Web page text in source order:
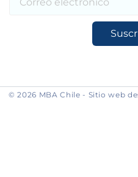
© 2026 MBA Chile - Sitio web